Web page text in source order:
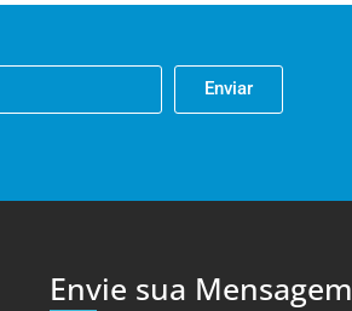
Enviar
Envie sua Mensagem